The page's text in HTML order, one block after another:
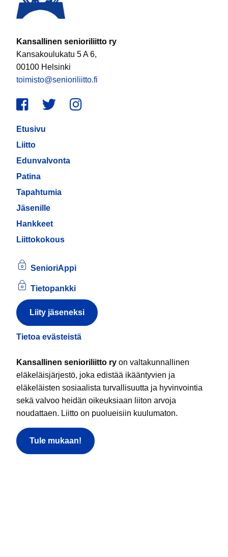
Kansallinen senioriliitto ry
Kansakoulukatu 5 A 6,
00100 Helsinki
toimisto@senioriliitto.fi
Facebook
TwitterInstagram
Etusivu
Liitto
Edunvalvonta
Patina
Tapahtumia
Jäsenille
Hankkeet
Liittokokous
SenioriAppi
Tietopankki
Liity jäseneksi
Tietoa evästeistä
Kansallinen senioriliitto ry on valtakunnallinen
eläkeläisjärjestö, joka edistää ikääntyvien ja
eläkeläisten sosiaalista turvallisuutta ja hyvinvointia
sekä valvoo heidän oikeuksiaan liiton arvoja
noudattaen. Liitto on puolueisiin kuulumaton.
Tule mukaan!